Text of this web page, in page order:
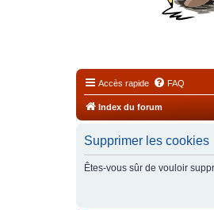
Accès rapide FAQ
Index du forum
Supprimer les cookies
Êtes-vous sûr de vouloir